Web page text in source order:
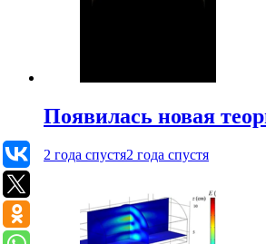
Появилась новая
2 года спустя2 года спустя